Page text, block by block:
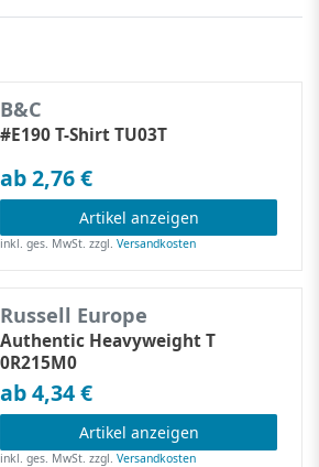
B&C
#E190 T-Shirt TU03T
ab 2,76 €
Artikel anzeigen
inkl. ges. MwSt. zzgl.Versandkosten
Russell Europe
Authentic Heavyweight T
0R215M0
ab 4,34 €
Artikel anzeigen
inkl. ges. MwSt. zzgl.Versandkosten